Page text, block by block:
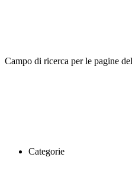
Campo di ricerca per le pagine
Categorie